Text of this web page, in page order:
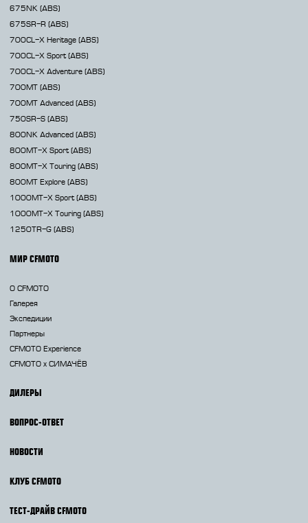
675NK (ABS)
675SR-R (ABS)
700CL-X Heritage (ABS)
700CL-X Sport (ABS)
700CL-X Adventure (ABS)
700MT (ABS)
700MT Advanced (ABS)
750SR-S (ABS)
800NK Advanced (ABS)
800MT-X Sport (ABS)
800MT-X Touring (ABS)
800MT Explore (ABS)
1000MT-X Sport (ABS)
1000MT-X Touring (ABS)
1250TR-G (ABS)
МИР CFMOTO
О CFMOTO
Галерея
Экспедиции
Партнеры
CFMOTO Experience
CFMOTO х СИМАЧЁВ
ДИЛЕРЫ
ВОПРОС-ОТВЕТ
НОВОСТИ
КЛУБ CFMOTO
ТЕСТ-ДРАЙВ CFMOTO